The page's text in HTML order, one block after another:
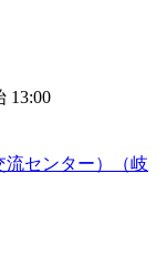
13:00
流センター）（岐